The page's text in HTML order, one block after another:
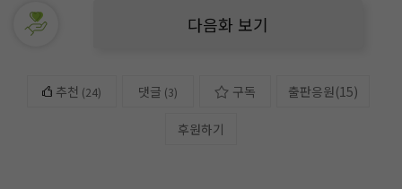
다음화 보기
추천 (24) 댓글 (3) 구독 출판응원(15)
후원하기